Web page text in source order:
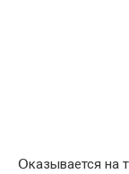
Օказывается на